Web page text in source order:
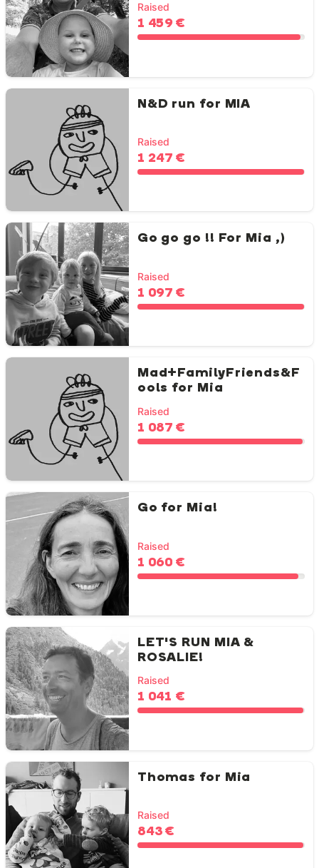
Raised
1 459 €
N&D run for MIA
Raised
1 247 €
Go go go !! For Mia ;)
Raised
1 097 €
Mad+FamilyFriends&F
ools for Mia
Raised
1 087 €
Go for Mia!
Raised
1 060 €
LET'S RUN MIA &
ROSALIE!
Raised
1 041 €
Thomas for Mia
Raised
843 €